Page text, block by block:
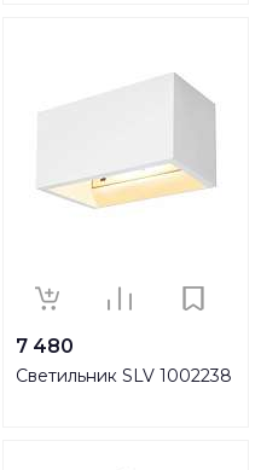
7 480
Светильник SLV 1002238